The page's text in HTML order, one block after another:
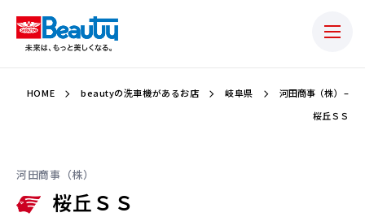
HOME beautyの洗車機があるお店 岐阜県
河田商事（株） –
桜丘ＳＳ
河田商事（株）
桜丘ＳＳ